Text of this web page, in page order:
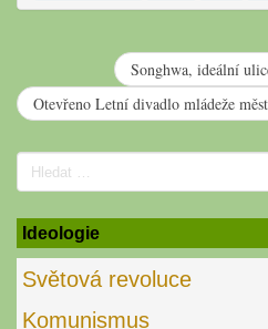
Songhwa, ideální
Otevřeno Letní divadlo mládeže
Search
for:
Ideologie
Světová revoluce
Komunismus